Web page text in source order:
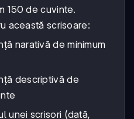
150 de cuvinte.
această scrisoare:
narativă de minimum
descriptivă de
unei scrisori (dată,